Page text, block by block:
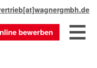
bewerben